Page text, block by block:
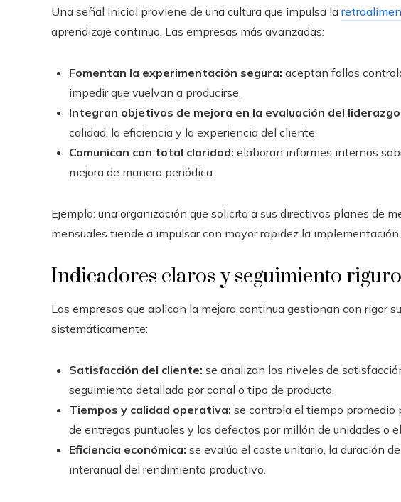
Una señal inicial proviene de una cultura que impulsa la
aprendizaje continuo. Las empresas más avanzadas:
Fomentan la experimentación segura: aceptan fallos
impedir que vuelvan a producirse.
Integran objetivos de mejora en la evaluación del
calidad, la eficiencia y la experiencia del cliente.
Comunican con total claridad: elaboran informes internos
mejora de manera periódica.
Ejemplo: una organización que solicita a sus directivos planes de
mensuales tiende a impulsar con mayor rapidez la implementación
Indicadores claros y seguimiento
Las empresas que aplican la mejora continua gestionan con rigor
sistemáticamente:
Satisfacción del cliente: se analizan los niveles de
seguimiento detallado por canal o tipo de producto.
Tiempos y calidad operativa: se controla el tiempo promedio
de entregas puntuales y los defectos por millón de unidades o
Eficiencia económica: se evalúa el coste unitario, la duración
interanual del rendimiento productivo.